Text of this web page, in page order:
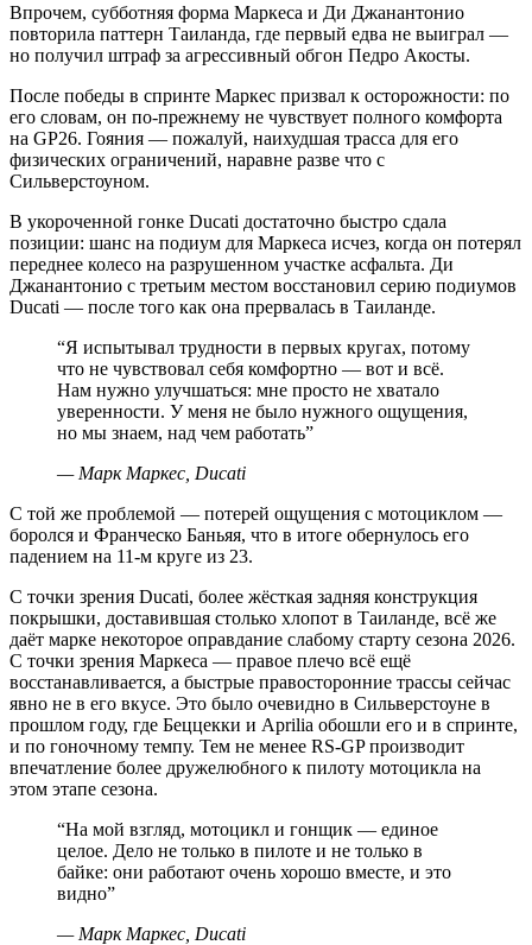
Впрочем, субботняя форма Маркеса и Ди Джанантонио
повторила паттерн Таиланда, где первый едва не выиграл —
но получил штраф за агрессивный обгон Педро Акосты.
После победы в спринте Маркес призвал к осторожности: по
его словам, он по-прежнему не чувствует полного комфорта
на GP26. Гояния — пожалуй, наихудшая трасса для его
физических ограничений, наравне разве что с
Сильверстоуном.
В укороченной гонке Ducati достаточно быстро сдала
позиции: шанс на подиум для Маркеса исчез, когда он потерял
переднее колесо на разрушенном участке асфальта. Ди
Джанантонио с третьим местом восстановил серию подиумов
Ducati — после того как она прервалась в Таиланде.
“Я испытывал трудности в первых кругах, потому
что не чувствовал себя комфортно — вот и всё.
Нам нужно улучшаться: мне просто не хватало
уверенности. У меня не было нужного ощущения,
но мы знаем, над чем работать”
— Марк Маркес, Ducati
С той же проблемой — потерей ощущения с мотоциклом —
боролся и Франческо Баньяя, что в итоге обернулось его
падением на 11-м круге из 23.
С точки зрения Ducati, более жёсткая задняя конструкция
покрышки, доставившая столько хлопот в Таиланде, всё же
даёт марке некоторое оправдание слабому старту сезона 2026.
С точки зрения Маркеса — правое плечо всё ещё
восстанавливается, а быстрые правосторонние трассы сейчас
явно не в его вкусе. Это было очевидно в Сильверстоуне в
прошлом году, где Беццекки и Aprilia обошли его и в спринте,
и по гоночному темпу. Тем не менее RS-GP производит
впечатление более дружелюбного к пилоту мотоцикла на
этом этапе сезона.
“На мой взгляд, мотоцикл и гонщик — единое
целое. Дело не только в пилоте и не только в
байке: они работают очень хорошо вместе, и это
видно”
— Марк Маркес, Ducati